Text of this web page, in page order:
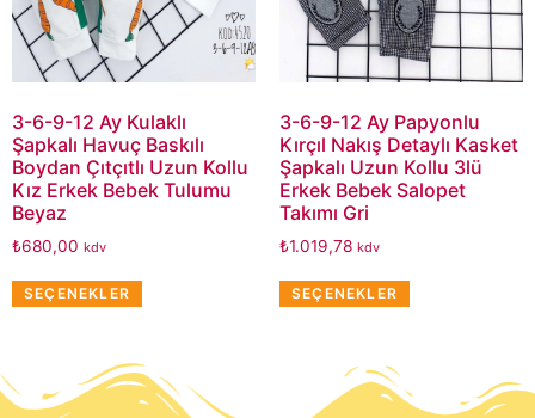
3-6-9-12 Ay Kulaklı
Şapkalı Havuç Baskılı
Boydan Çıtçıtlı Uzun Kollu
Kız Erkek Bebek Tulumu
Beyaz
₺680,00 kdv
SEÇENEKLER
3-6-9-12 Ay Papyonlu
Kırçıl Nakış Detaylı Kasket
Şapkalı Uzun Kollu 3lü
Erkek Bebek Salopet
Takımı Gri
₺1.019,78 kdv
SEÇENEKLER